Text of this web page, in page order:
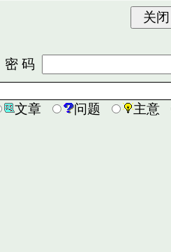
码
文章 问题 主意